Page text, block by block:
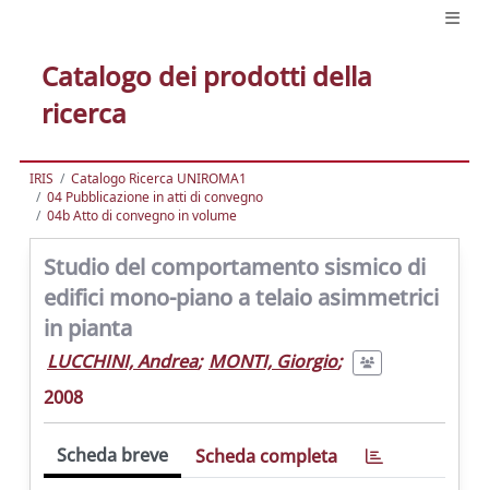
Catalogo dei prodotti della
ricerca
IRIS
Catalogo Ricerca UNIROMA1
04 Pubblicazione in atti di convegno
04b Atto di convegno in volume
Studio del comportamento sismico di
edifici mono-piano a telaio asimmetrici
in pianta
LUCCHINI, Andrea; MONTI, Giorgio;
2008
Scheda breve Scheda completa